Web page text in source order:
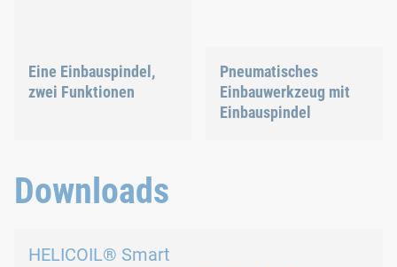
Eine Einbauspindel,
zwei Funktionen
Pneumatisches
Einbauwerkzeug mit
Einbauspindel
Downloads
HELICOIL® Smart